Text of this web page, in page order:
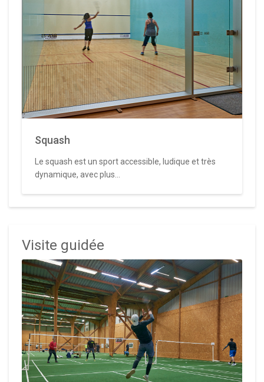
Squash
Le squash est un sport accessible, ludique et très
dynamique, avec plus...
Visite guidée
Le badminton